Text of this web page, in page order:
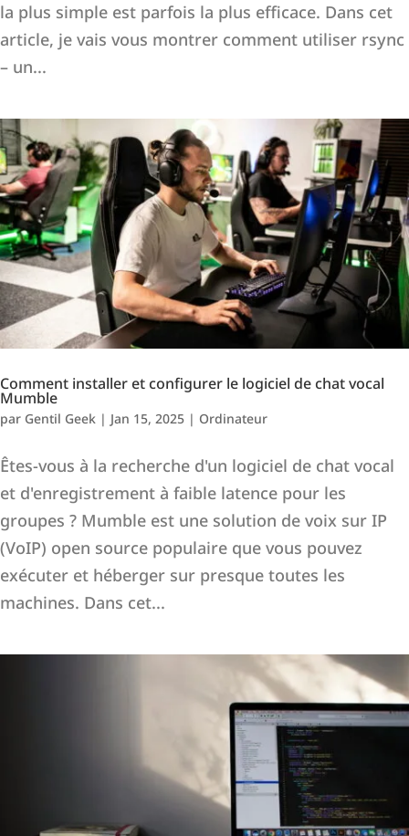
la plus simple est parfois la plus efficace. Dans cet
article, je vais vous montrer comment utiliser rsync
– un...
Comment installer et configurer le logiciel de chat vocal
Mumble
par Gentil Geek | Jan 15, 2025 | Ordinateur
Êtes-vous à la recherche d'un logiciel de chat vocal
et d'enregistrement à faible latence pour les
groupes ? Mumble est une solution de voix sur IP
(VoIP) open source populaire que vous pouvez
exécuter et héberger sur presque toutes les
machines. Dans cet...